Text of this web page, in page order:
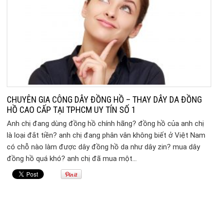
CHUYÊN GIA CÔNG DÂY ĐỒNG HỒ – THAY DÂY DA ĐỒNG
HỒ CAO CẤP TẠI TPHCM UY TÍN SỐ 1
Anh chị đang dùng đồng hồ chính hãng? đồng hồ của anh chị
là loại đắt tiền? anh chị đang phân vân không biết ở Việt Nam
có chỗ nào làm được dây đồng hồ da như dây zin? mua dây
đồng hồ quá khó? anh chị đã mua một…